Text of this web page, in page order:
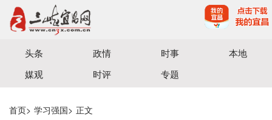
宜昌三峡融媒体中心主办
头条 政情 时事
本地
媒观
时评 专题
首页> 学习强国> 正文